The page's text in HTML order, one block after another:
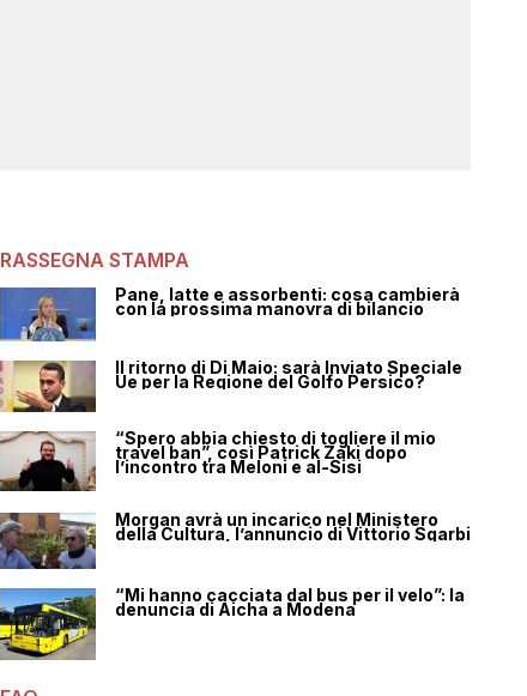
RASSEGNA STAMPA
Pane, latte e assorbenti: cosa cambierà
con la prossima manovra di bilancio
Il ritorno di Di Maio: sarà Inviato Speciale
Ue per la Regione del Golfo Persico?
“Spero abbia chiesto di togliere il mio
travel ban”, così Patrick Zaki dopo
l’incontro tra Meloni e al-Sisi
Morgan avrà un incarico nel Ministero
della Cultura, l’annuncio di Vittorio Sgarbi
“Mi hanno cacciata dal bus per il velo”: la
denuncia di Aicha a Modena